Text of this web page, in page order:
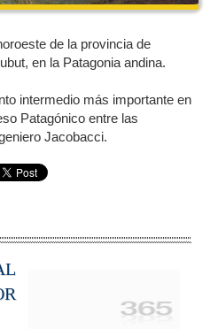
de la provincia de
en la Patagonia andina.
intermedio más importante en
Patagónico entre las
Jacobacci.